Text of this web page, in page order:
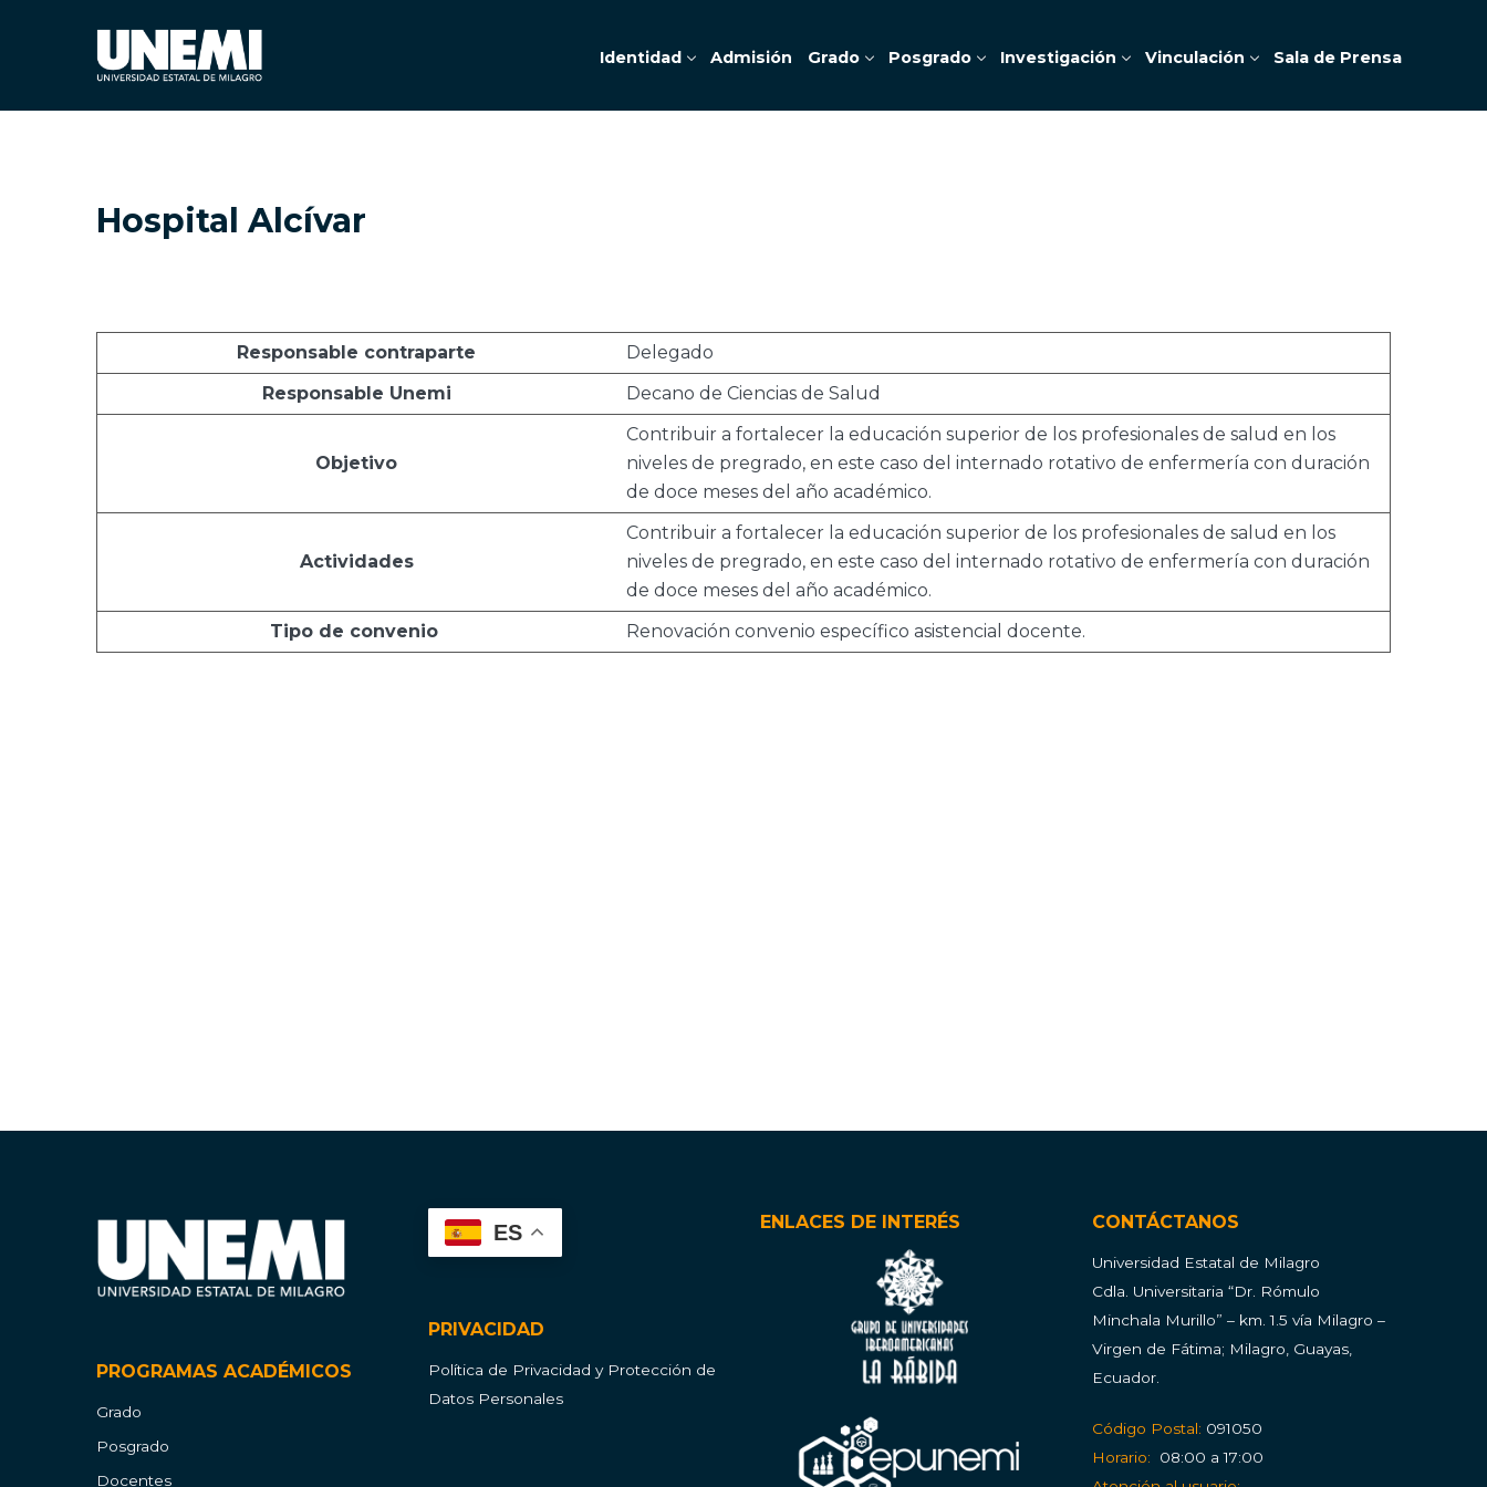
Identidad Admisión Grado Posgrado Investigación Vinculación Sala de Prensa
Hospital Alcívar
Responsable contraparte
Delegado
Responsable Unemi
Decano de Ciencias de Salud
Objetivo
Contribuir a fortalecer la educación superior de los profesionales de salud en los
niveles de pregrado, en este caso del internado rotativo de enfermería con duración
de doce meses del año académico.
Actividades
Contribuir a fortalecer la educación superior de los profesionales de salud en los
niveles de pregrado, en este caso del internado rotativo de enfermería con duración
de doce meses del año académico.
Tipo de convenio
Renovación convenio específico asistencial docente.
PROGRAMAS ACADÉMICOS
Grado
Posgrado
Docentes
ES
PRIVACIDAD
Política de Privacidad y Protección de
Datos Personales
ENLACES DE INTERÉS CONTÁCTANOS
Universidad Estatal de Milagro
Cdla. Universitaria “Dr. Rómulo
Minchala Murillo” – km. 1.5 vía Milagro –
Virgen de Fátima; Milagro, Guayas,
Ecuador.
Código Postal: 091050
Horario:
08:00 a 17:00